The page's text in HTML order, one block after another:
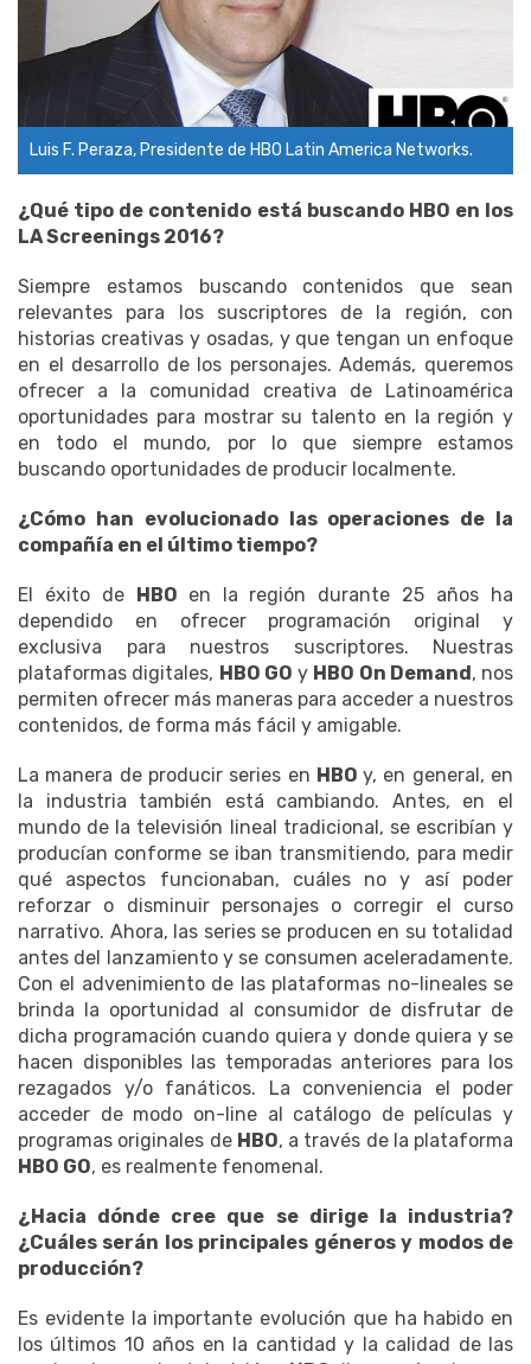
Luis F. Peraza, Presidente de HBO Latin America Networks.
¿Qué tipo de contenido está buscando HBO en los
LA Screenings 2016?
Siempre estamos buscando contenidos que sean
relevantes para los suscriptores de la región, con
historias creativas y osadas, y que tengan un enfoque
en el desarrollo de los personajes. Además, queremos
ofrecer a la comunidad creativa de Latinoamérica
oportunidades para mostrar su talento en la región y
en todo el mundo, por lo que siempre estamos
buscando oportunidades de producir localmente.
¿Cómo han evolucionado las operaciones de la
compañía en el último tiempo?
El éxito de HBO en la región durante 25 años ha
dependido en ofrecer programación original y
exclusiva para nuestros suscriptores. Nuestras
plataformas digitales, HBO GO y HBO On Demand, nos
permiten ofrecer más maneras para acceder a nuestros
contenidos, de forma más fácil y amigable.
La manera de producir series en HBOy, en general, en
la industria también está cambiando. Antes, en el
mundo de la televisión lineal tradicional, se escribían y
producían conforme se iban transmitiendo, para medir
qué aspectos funcionaban, cuáles no y así poder
reforzar o disminuir personajes o corregir el curso
narrativo. Ahora, las series se producen en su totalidad
antes del lanzamiento y se consumen aceleradamente.
Con el advenimiento de las plataformas no-lineales se
brinda la oportunidad al consumidor de disfrutar de
dicha programación cuando quiera y donde quiera y se
hacen disponibles las temporadas anteriores para los
rezagados y/o fanáticos. La conveniencia el poder
acceder de modo on-line al catálogo de películas y
programas originales de HBO, a través de la plataforma
HBO GO, es realmente fenomenal.
¿Hacia dónde cree que se dirige la industria?
¿Cuáles serán los principales géneros y modos de
producción?
Es evidente la importante evolución que ha habido en
los últimos 10 años en la cantidad y la calidad de las